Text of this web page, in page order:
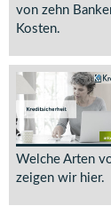
von zehn
Kosten.
Welche Arten
zeigen wir hier.